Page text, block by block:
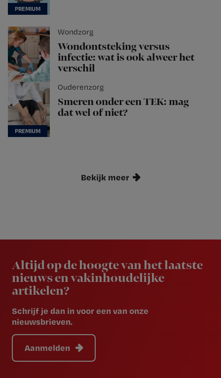
Wondzorg
Wondontsteking versus
infectie: wat is ook alweer het
verschil
Ouderenzorg
Smeren onder een TEK: mag
dat wel of niet?
Bekijk meer
Altijd op de hoogte van het laatste
nieuws en vakinhoudelijke
artikelen?
Schrijf je dan in voor een van onze
nieuwsbrieven.
Aanmelden